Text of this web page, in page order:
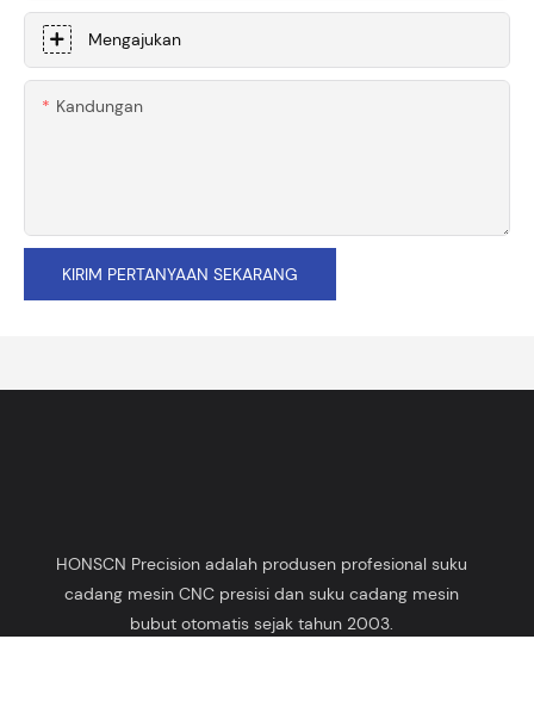
Mengajukan
Kandungan
KIRIM PERTANYAAN SEKARANG
HONSCN Precision adalah produsen profesional suku
cadang mesin CNC presisi dan suku cadang mesin
bubut otomatis sejak tahun 2003.